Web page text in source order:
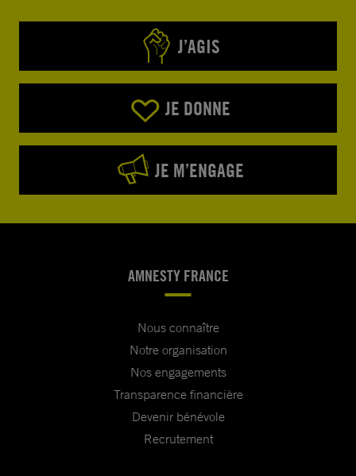
J’AGIS
JE DONNE
JE M’ENGAGE
AMNESTY FRANCE
Nous connaître
Notre organisation
Nos engagements
Transparence financière
Devenir bénévole
Recrutement